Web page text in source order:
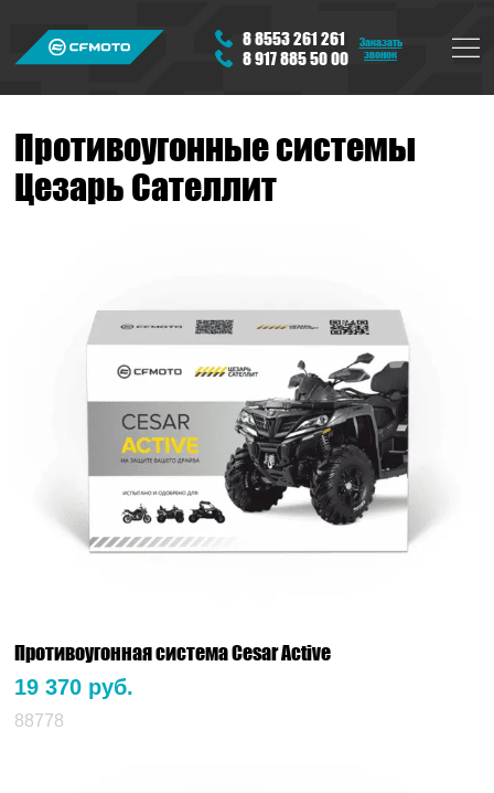
8 8553 261 261
8 917 885 50 00
Заказать
звонок
Противоугонные системы
Цезарь Сателлит
Противоугонная система Cesar Active
19 370 руб.
88778